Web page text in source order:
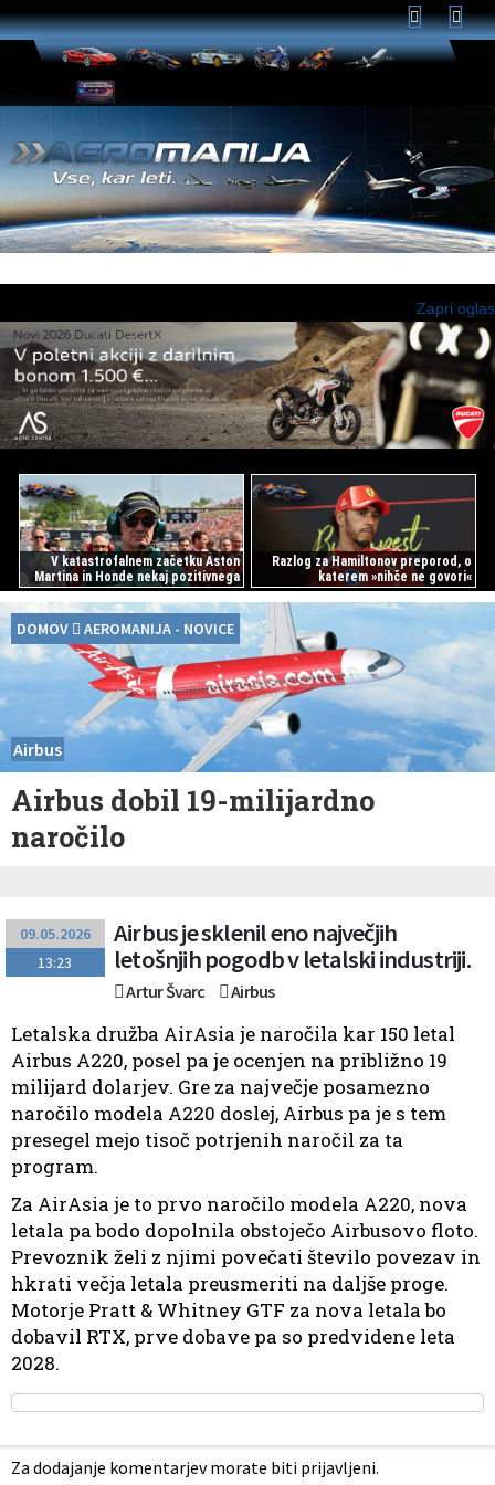
Zapri oglas
V katastrofalnem začetku Aston
Martina in Honde nekaj pozitivnega
Razlog za Hamiltonov preporod, o
katerem »nihče ne govori«
DOMOV AEROMANIJA - NOVICE
Airbus
Airbus dobil 19-milijardno
naročilo
09.05.2026
13:23
Airbus je sklenil eno največjih
letošnjih pogodb v letalski industriji.
Artur Švarc Airbus
Letalska družba AirAsia je naročila kar 150 letal
Airbus A220, posel pa je ocenjen na približno 19
milijard dolarjev. Gre za največje posamezno
naročilo modela A220 doslej, Airbus pa je s tem
presegel mejo tisoč potrjenih naročil za ta
program.
Za AirAsia je to prvo naročilo modela A220, nova
letala pa bodo dopolnila obstoječo Airbusovo floto.
Prevoznik želi z njimi povečati število povezav in
hkrati večja letala preusmeriti na daljše proge.
Motorje Pratt & Whitney GTF za nova letala bo
dobavil RTX, prve dobave pa so predvidene leta
2028.
Za dodajanje komentarjev morate biti prijavljeni.